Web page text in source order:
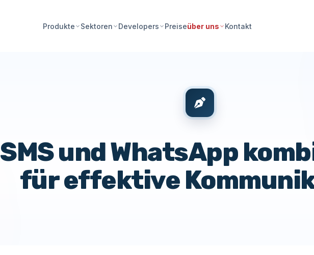
Produkte Sektoren Developers Preiseüber uns Kontakt
SMS und WhatsApp
für effektive